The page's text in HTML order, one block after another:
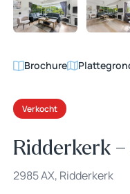
Brochure
Verkocht
Ridderkerk
2985 AX, Ridderkerk